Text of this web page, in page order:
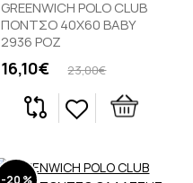
GREENWICH POLO CLUB
ΠΟΝΤΣΟ 40Χ60 ΒΑΒΥ
2936 ΡΟΖ
23,00€
16,10€